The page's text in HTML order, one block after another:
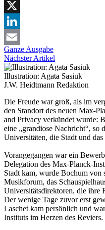
Facebook
X
LinkedIn
Email
Ganze Ausgabe
Nächster Artikel
Illustration: Agata Sasiuk
J.W. Heidtmann Redaktion
Die Freude war groß, als im
den Standort des neuen Max-
and Privacy verkündet wurde:
eine „grandiose Nachricht“, so
Universitäten, die Stadt und
Vorangegangen war ein
Delegation des Max-Planck-
Stadt kam, wurde Bochum von
Musikforum, das
Universitätsdirektoren, die ihre
Der wenige Tage zuvor erst
Laschet kam persönlich und
Instituts im Herzen des Reviers.